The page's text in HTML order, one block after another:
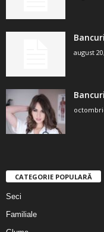
august
CATEGORIE POPULARĂ
Seci
Familiale